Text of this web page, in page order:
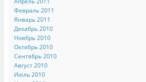
Февраль 2011
Январь 2011
Декабрь 2010
Ноябрь 2010
Октябрь 2010
Сентябрь 2010
Август 2010
Июль 2010